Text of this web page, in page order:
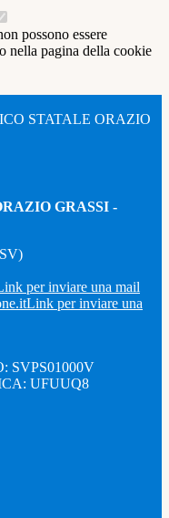
possono essere
nella pagina della cookie
STATALE ORAZIO
GRASSI -
per inviare una mail
Link per inviare una
SVPS01000V
UFUUQ8